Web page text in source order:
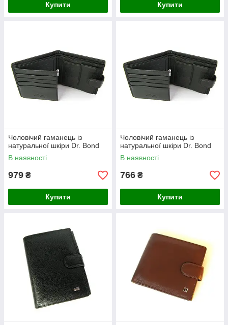
Купити Купити
Чоловічий гаманець із
натуральної шкіри Dr. Bond
В наявності
979 ₴
Купити
Чоловічий гаманець із
натуральної шкіри Dr. Bond
В наявності
766 ₴
Купити